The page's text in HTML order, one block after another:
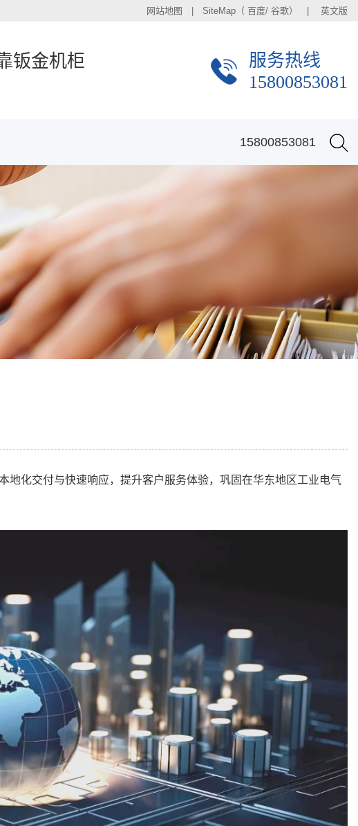
网站地图 | SiteMap（ 百度/ 谷歌） | 英文版
钣金机柜 服务热线
15800853081
15800853081
化交付与快速响应，提升客户服务体验，巩固在华东地区工业电气